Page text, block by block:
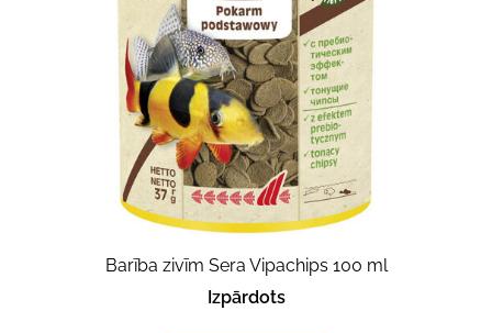
Barība zivīm Sera Vipachips 100 ml
Izpārdots